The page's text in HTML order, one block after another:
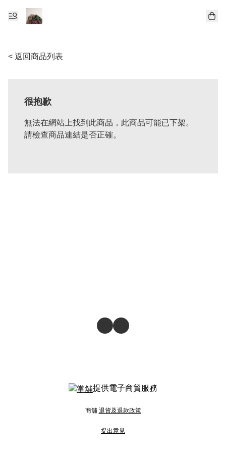
< 返回商品列表
很抱歉
無法在網站上找到此商品，此商品可能已下架。
請檢查商品連結是否正確。
提供電子商貿服務
商舖 退貨及退款政策
提出意見